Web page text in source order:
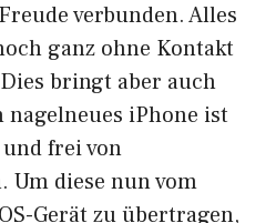
verbunden. Alles
ganz ohne Kontakt
bringt aber auch
iPhone ist
frei von
Um diese nun vom
Gerät zu übertragen,